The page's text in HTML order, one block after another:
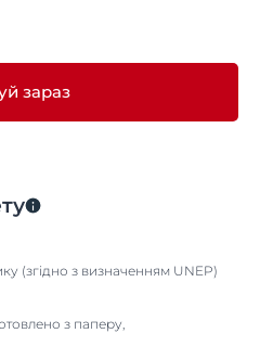
зараз
(згідно з визначенням UNEP)
з паперу,